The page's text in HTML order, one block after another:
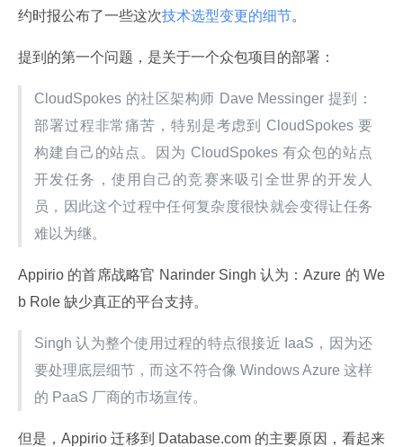
约时报公布了一些这次技术选型变更的细节。
提到的第一个问题，是关于一个众包项目的部署：
CloudSpokes 的社区架构师 Dave Messinger 提到：
部署过程非常痛苦，特别是考虑到 CloudSpokes 要
构建自己的站点。因为 CloudSpokes 有众包的站点
开发任务，使用自己的竞赛来吸引全世界的开发人
员，因此这个过程中任何复杂度很快就会变得让任务
难以为继。
Appirio 的首席战略官 Narinder Singh 认为：Azure 的 We
b Role 缺少真正的平台支持。
Singh 认为整个使用过程的特点很接近 IaaS，因为还
要处理底层细节，而这不符合像 Windows Azure 这样
的 PaaS 厂商的市场宣传。
但是，Appirio 迁移到 Database.com 的主要原因，看起来